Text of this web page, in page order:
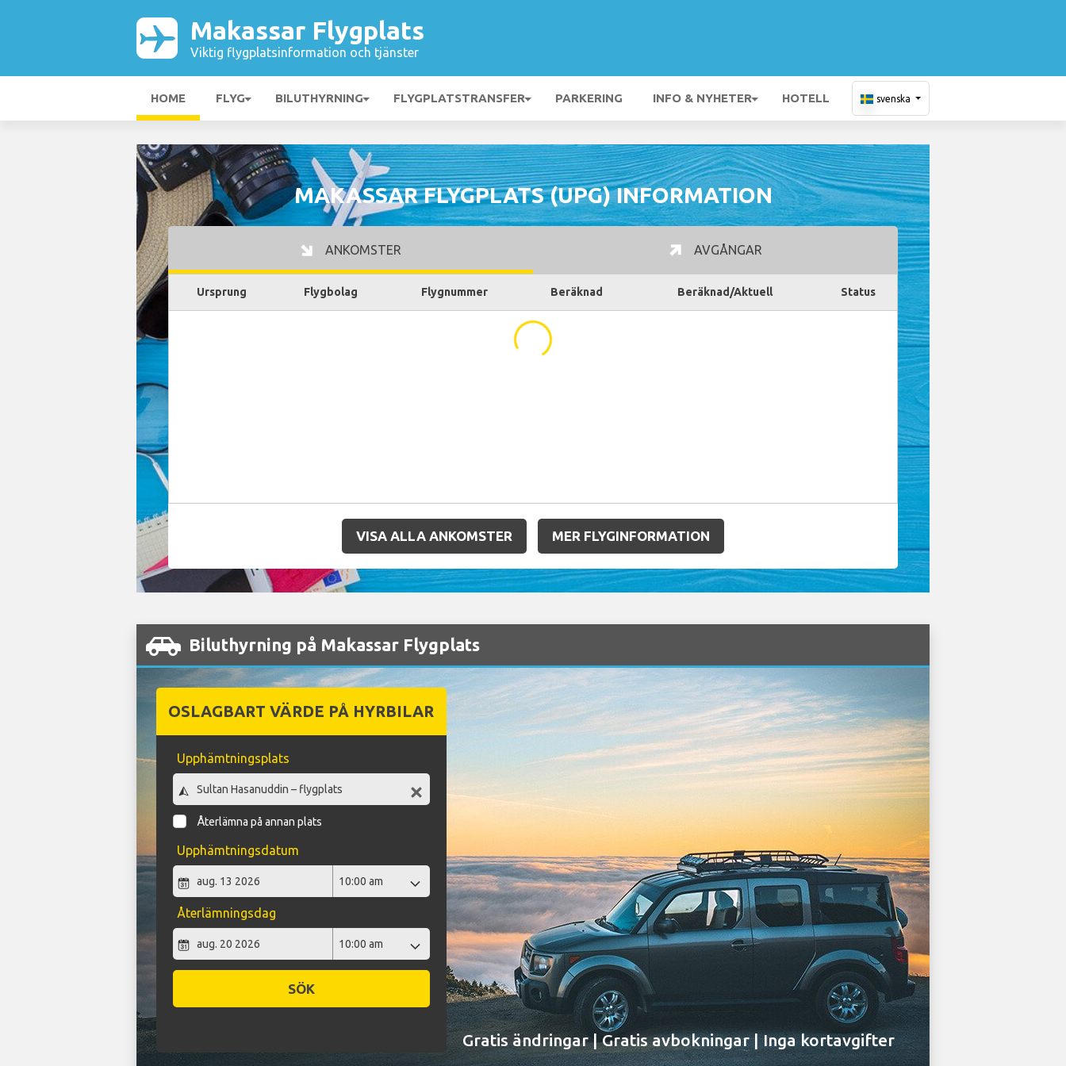
Makassar Flygplats
Viktig flygplatsinformation och tjänster
HOME FLYG BILUTHYRNING FLYGPLATSTRANSFER PARKERING INFO & NYHETER HOTELL svenska
MAKASSAR FLYGPLATS (UPG) INFORMATION
ANKOMSTER AVGÅNGAR
Ursprung Flygbolag Flygnummer Beräknad Beräknad/Aktuell Status
...
VISA ALLA ANKOMSTER MER FLYGINFORMATION
Biluthyrning på Makassar Flygplats
OSLAGBART VÄRDE PÅ HYRBILAR
Upphämtningsplats
Återlämna på annan plats
Upphämtningsdatum
Återlämningsdag
SÖK
Gratis ändringar | Gratis avbokningar | Inga kortavgifter